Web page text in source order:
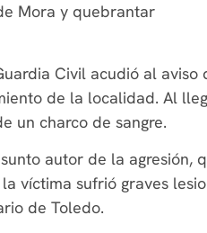
Mora y quebrantar
Civil acudió al aviso
de la localidad. Al
un charco de sangre.
autor de la agresión,
víctima sufrió graves
de Toledo.